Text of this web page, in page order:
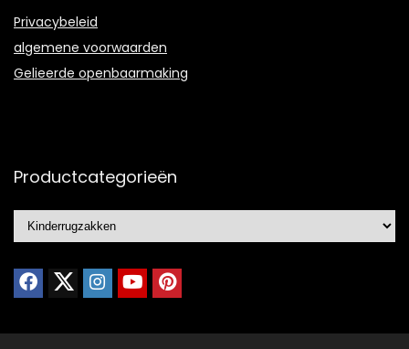
Privacybeleid
algemene voorwaarden
Gelieerde openbaarmaking
Productcategorieën